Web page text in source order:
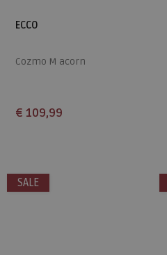
ECCO
Cozmo M acorn
€ 109,99
SALE